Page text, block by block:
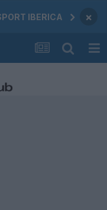
IBERICA ×